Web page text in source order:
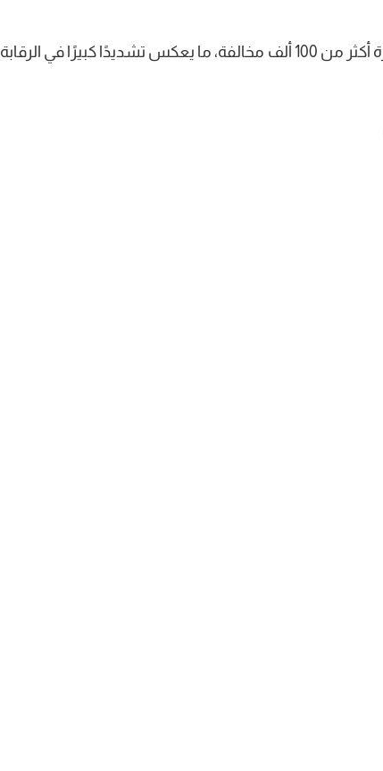
ويبلغ متوسط عدد المخالفات اليومية في هذه الفترة أكثر من 100 ألف مخالفة، ما يعكس تشديدًا كبيرًا في الرقابة